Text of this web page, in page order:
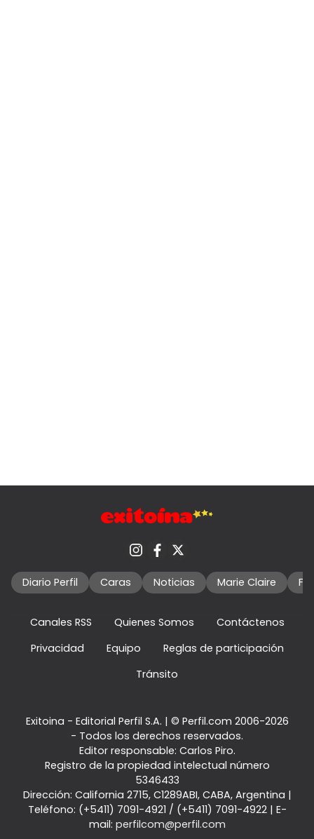
Diario Perfil Caras Noticias Marie Claire
Canales RSS Quienes Somos
Contáctenos
Privacidad
Equipo
Reglas de participación
Tránsito
Exitoina - Editorial Perfil S.A. | © Perfil.com 2006-2026
- Todos los derechos reservados.
Editor responsable: Carlos Piro.
Registro de la propiedad intelectual número
5346433
Dirección: California 2715, C1289ABI, CABA, Argentina |
Teléfono: (+5411) 7091-4921 / (+5411) 7091-4922| E-
mail: perfilcom@perfil.com